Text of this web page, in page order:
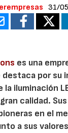
31/
es una
destaca por su
la iluminación
calidad. Sus
en el
a sus